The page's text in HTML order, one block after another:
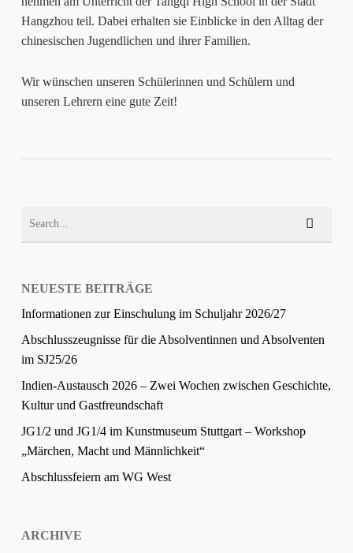
Hangzhou teil. Dabei erhalten sie Einblicke in den Alltag der
chinesischen Jugendlichen und ihrer Familien.
Wir wünschen unseren Schülerinnen und Schülern und
unseren Lehrern eine gute Zeit!
NEUESTE BEITRÄGE
Informationen zur Einschulung im Schuljahr 2026/27
Abschlusszeugnisse für die Absolventinnen und Absolventen
im SJ25/26
Indien-Austausch 2026 – Zwei Wochen zwischen Geschichte,
Kultur und Gastfreundschaft
JG1/2 und JG1/4 im Kunstmuseum Stuttgart – Workshop
„Märchen, Macht und Männlichkeit“
Abschlussfeiern am WG West
ARCHIVE